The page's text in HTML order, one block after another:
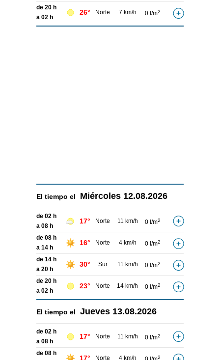
de 20 h
a 02 h
26° Norte 7 km/h 0 l/m2
El tiempo el Miércoles 12.08.2026
de 02 h
a 08 h
17° Norte 11 km/h 0 l/m2
de 08 h
a 14 h
16° Norte 4 km/h 0 l/m2
de 14 h
a 20 h
30° Sur 11 km/h 0 l/m2
de 20 h
a 02 h
23° Norte 14 km/h 0 l/m2
El tiempo el Jueves 13.08.2026
de 02 h
a 08 h
17° Norte 11 km/h 0 l/m2
de 08 h
17° Norte 4 km/h 2